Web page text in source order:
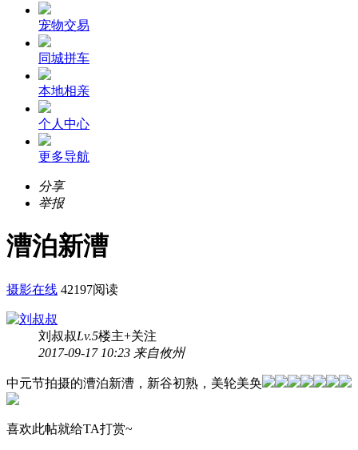
宠物交易
同城拼车
本地相亲
个人中心
更多导航
分享
举报
漕泊新漕
摄影在线 42197阅读
刘叔叔Lv.5楼主+关注
2017-09-17 10:23 来自攸州
中元节拍摄的漕泊新漕，新谷初熟，美轮美奂
喜欢此帖就给TA打赏~